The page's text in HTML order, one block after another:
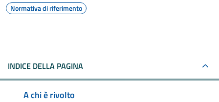
Normativa di riferimento
INDICE DELLA PAGINA
A chi è rivolto